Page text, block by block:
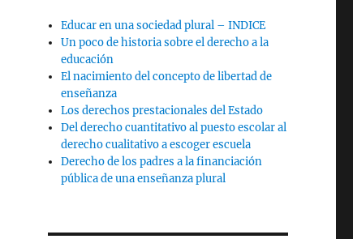
Educar en una sociedad plural – INDICE
Un poco de historia sobre el derecho a la
educación
El nacimiento del concepto de libertad de
enseñanza
Los derechos prestacionales del Estado
Del derecho cuantitativo al puesto escolar al
derecho cualitativo a escoger escuela
Derecho de los padres a la financiación
pública de una enseñanza plural